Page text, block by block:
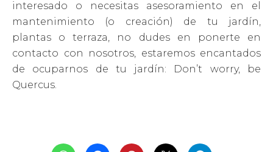
interesado o necesitas asesoramiento en el
mantenimiento (o creación) de tu jardín,
plantas o terraza, no dudes en ponerte en
contacto con nosotros, estaremos encantados
de ocuparnos de tu jardín: Don’t worry, be
Quercus.